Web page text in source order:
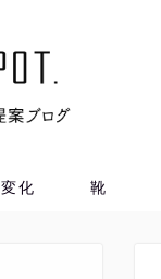
化 靴